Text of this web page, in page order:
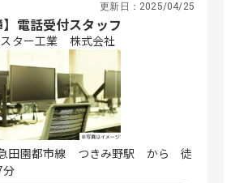
更新日： 2025/04/25
】電話受付スタッフ
ター工業 株式会社
田園都市線 つきみ野駅 から 徒
分